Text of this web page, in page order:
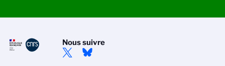
Nous suivre